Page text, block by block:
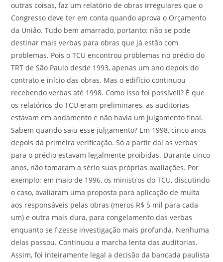
outras coisas, faz um relatório de obras irregulares que o
Congresso deve ter em conta quando aprova o Orçamento
da União. Tudo bem amarrado, portanto: não se pode
destinar mais verbas para obras que já estão com
problemas. Pois o TCU encontrou problemas no prédio do
TRT de São Paulo desde 1993, apenas um ano depois do
contrato e início das obras. Mas o edifício continuou
recebendo verbas até 1998. Como isso foi possívell? É que
os relatórios do TCU eram preliminares, as auditorias
estavam em andamento e não havia um julgamento final.
Sabem quando saiu esse julgamento? Em 1998, cinco anos
depois da primeira verificação. Só a partir daí as verbas
para o prédio estavam legalmente proibidas. Durante cinco
anos, não tomaram a sério suas próprias avaliações. Por
exemplo: em maio de 1996, os ministros do TCU, discutindo
o caso, avaliaram uma proposta para aplicação de multa
aos responsáveis pelas obras (meros R$ 5 mil para cada
um) e outra mais dura, para congelamento das verbas
enquanto se fizesse investigação mais profunda. Nenhuma
delas passou. Continuou a marcha lenta das auditorias.
Assim, foi inteiramente legal a decisão da bancada paulista